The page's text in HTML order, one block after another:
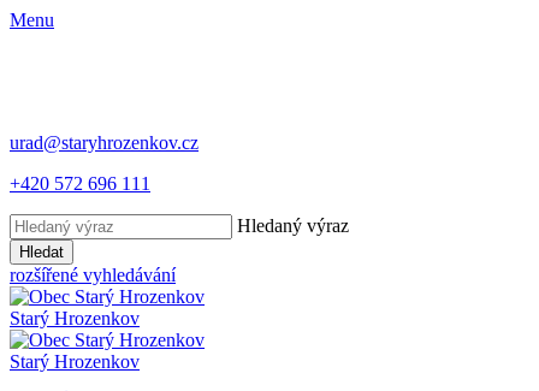
Menu
urad@staryhrozenkov.cz
+420 572 696 111
Hledaný výraz
Hledat
rozšířené vyhledávání
Starý Hrozenkov
Starý Hrozenkov